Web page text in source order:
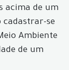
acima de um
cadastrar-se
Ambiente
de um